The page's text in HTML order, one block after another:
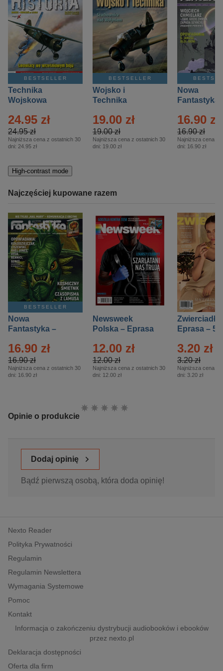
BESTSELLER
Technika
Wojskowa
– 2/2026
24.95 zł
24.95 zł
Najniższa cena z ostatnich 30
dni: 24.95 zł
BESTSELLER
Wojsko i
Technika
Specjalne –
Eprasa – 2/2026
19.00 zł
19.00 zł
Najniższa cena z ostatnich 30
dni: 19.00 zł
Nowa
Fantastyka
16.90 zł
16.90 zł
Najniższa cena z
dni: 16.90 zł
High-contrast mode
Najczęściej kupowane razem
BESTSELLER
Nowa
Fantastyka –
16.90 zł
16.90 zł
Najniższa cena z ostatnich 30
dni: 16.90 zł
Newsweek
Polska – Eprasa
12.00 zł
12.00 zł
Najniższa cena z ostatnich 30
dni: 12.00 zł
Zwierciadło
Eprasa – 5/
3.20 zł
3.20 zł
Najniższa cena z
dni: 3.20 zł
Opinie o produkcie
Ocena:
Dodaj opinię
Bądź pierwszą osobą, która doda opinię!
Nexto Reader
Polityka Prywatności
Regulamin
Regulamin Newslettera
Wymagania Systemowe
Pomoc
Kontakt
Informacja o zakończeniu dystrybucji audiobooków i ebooków
przez nexto.pl
Deklaracja dostępności
Oferta dla firm